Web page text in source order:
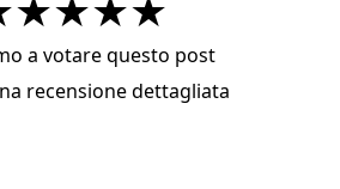
a votare questo post
recensione dettagliata